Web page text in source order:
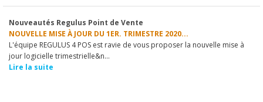
Nouveautés Regulus Point de Vente
NOUVELLE MISE À JOUR DU 1ER. TRIMESTRE 2020...
L'équipe REGULUS 4 POS est ravie de vous proposer la nouvelle mise à
jour logicielle trimestrielle&n...
Lire la suite